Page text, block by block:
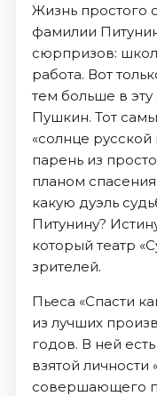
Жизнь простого
фамилии
сюрпризов:
работа. Вот
тем больше в эту
Пушкин. Тот
«солнце
парень из
планом
какую дуэль
Питунину?
который театр
зрителей.
Пьеса «Спасти
из лучших
годов. В ней
взятой личности
совершающего